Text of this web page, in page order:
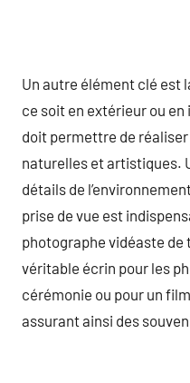
Un autre élément clé est
ce soit en extérieur ou
doit permettre de
naturelles et artistiques.
détails de
prise de vue est
photographe vidéaste de
véritable écrin pour les
cérémonie ou pour un
assurant ainsi des